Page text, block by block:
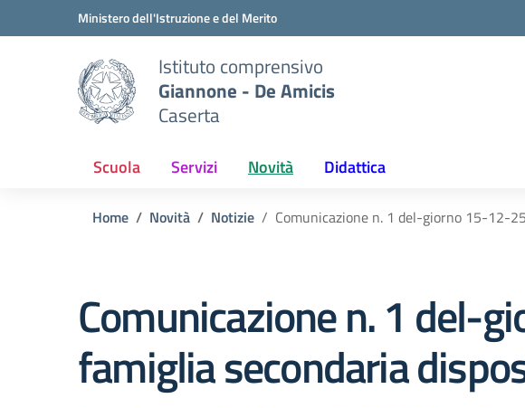
Vai ai contenuti
Vai al menu di navigazioneMinistero dell'Istruzione e del Merito
Istituto comprensivo
Giannone - De Amicis
Caserta
Scuola Servizi Novità Didattica
Home Novità Notizie Comunicazione n. 1 del-giorno 15-12-
Comunicazione n. 1 del-
famiglia secondaria